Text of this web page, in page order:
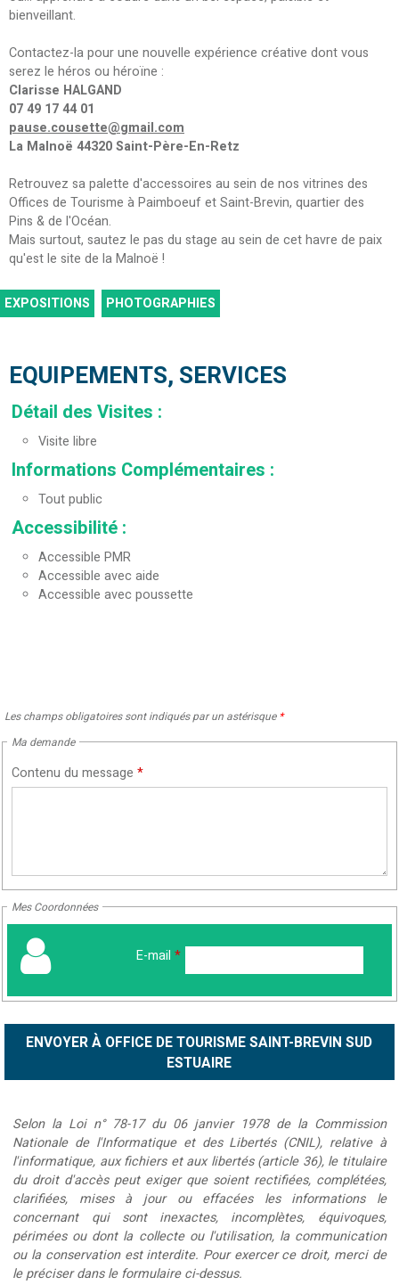
bienveillant.
Contactez-la pour une nouvelle expérience créative dont vous
serez le héros ou héroïne :
Clarisse HALGAND
07 49 17 44 01
pause.cousette@gmail.com
La Malnoë 44320 Saint-Père-En-Retz
Retrouvez sa palette d'accessoires au sein de nos vitrines des
Offices de Tourisme à Paimboeuf et Saint-Brevin, quartier des
Pins & de l'Océan.
Mais surtout, sautez le pas du stage au sein de cet havre de paix
qu'est le site de la Malnoë !
EXPOSITIONS PHOTOGRAPHIES
EQUIPEMENTS, SERVICES
Détail des Visites :
Visite libre
Informations Complémentaires :
Tout public
Accessibilité :
Accessible PMR
Accessible avec aide
Accessible avec poussette
Les champs obligatoires sont indiqués par un astérisque *
Ma demande
Contenu du message *
Mes Coordonnées
E-mail *
Selon la Loi n° 78-17 du 06 janvier 1978 de la Commission
Nationale de l'Informatique et des Libertés (CNIL), relative à
l'informatique, aux fichiers et aux libertés (article 36), le titulaire
du droit d'accès peut exiger que soient rectifiées, complétées,
clarifiées, mises à jour ou effacées les informations le
concernant qui sont inexactes, incomplètes, équivoques,
périmées ou dont la collecte ou l'utilisation, la communication
ou la conservation est interdite. Pour exercer ce droit, merci de
le préciser dans le formulaire ci-dessus.